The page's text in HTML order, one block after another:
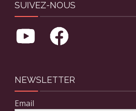
SUIVEZ-NOUS
NEWSLETTER
Email